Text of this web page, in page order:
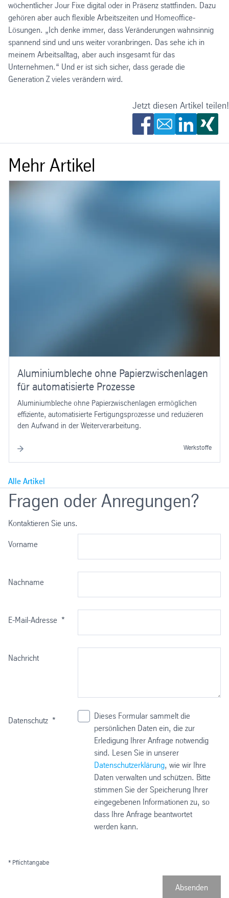
wöchentlicher Jour Fixe digital oder in Präsenz stattfinden. Dazu
gehören aber auch flexible Arbeitszeiten und Homeoffice-
Lösungen. „Ich denke immer, dass Veränderungen wahnsinnig
spannend sind und uns weiter voranbringen. Das sehe ich in
meinem Arbeitsalltag, aber auch insgesamt für das
Unternehmen.“ Und er ist sich sicher, dass gerade die
Generation Z vieles verändern wird.
Jetzt diesen Artikel teilen!
Mehr Artikel
Aluminiumbleche ohne Papierzwischenlagen
für automatisierte Prozesse
Aluminiumbleche ohne Papierzwischenlagen ermöglichen
effiziente, automatisierte Fertigungsprozesse und reduzieren
den Aufwand in der Weiterverarbeitung.
Werkstoffe
Alle Artikel
Fragen oder Anregungen?
Kontaktieren Sie uns.
Vorname
Nachname
E-Mail-Adresse *
Nachricht
Datenschutz *
Dieses Formular sammelt die
persönlichen Daten ein, die zur
Erledigung Ihrer Anfrage notwendig
sind. Lesen Sie in unserer
Datenschutzerklärung, wie wir Ihre
Daten verwalten und schützen. Bitte
stimmen Sie der Speicherung Ihrer
eingegebenen Informationen zu, so
dass Ihre Anfrage beantwortet
werden kann.
* Pflichtangabe
Absenden